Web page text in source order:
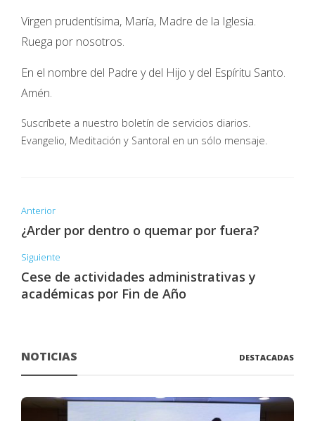
Virgen prudentísima, María, Madre de la Iglesia.
Ruega por nosotros.
En el nombre del Padre y del Hijo y del Espíritu Santo.
Amén.
Suscríbete a nuestro boletín de servicios diarios.
Evangelio, Meditación y Santoral en un sólo mensaje.
Anterior
¿Arder por dentro o quemar por fuera?
Siguiente
Cese de actividades administrativas y
académicas por Fin de Año
NOTICIAS DESTACADAS